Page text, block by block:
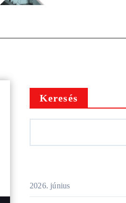
Keresés
2026. június